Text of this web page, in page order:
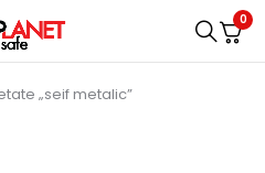
0
„seif metalic”